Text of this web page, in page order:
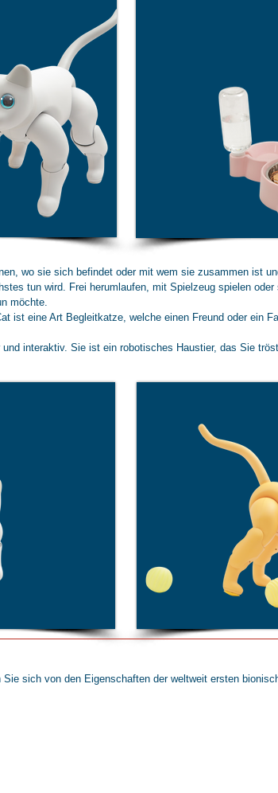
wo sie sich befindet oder mit wem sie zusammen ist
tun wird. Frei herumlaufen, mit Spielzeug spielen oder
möchte.
ist eine Art Begleitkatze, welche einen Freund oder ein
interaktiv. Sie ist ein robotisches Haustier, das Sie
sich von den Eigenschaften der weltweit ersten